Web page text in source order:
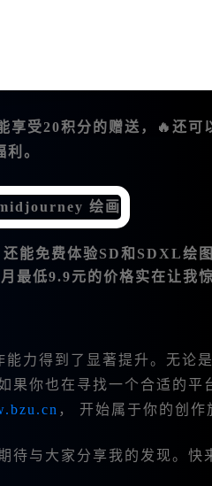
张Midjourney生成的四宫格
用AI辅助，这无形中提升
受20积分的赠送，🔥还可
。
能免费体验SD和SDXL绘
最低9.9元的价格实在让我惊
能力得到了显著提升。无论
果你也在寻找一个合适的
， 开始属于你的创作
待与大家分享我的发现。